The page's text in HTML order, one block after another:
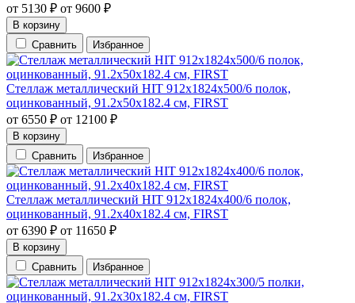
от 5130 ₽ от 9600 ₽
В корзину
Сравнить
Избранное
Стеллаж металлический HIT 912х1824х500/6 полок,
оцинкованный, 91.2х50х182.4 см, FIRST
от 6550 ₽ от 12100 ₽
В корзину
Сравнить
Избранное
Стеллаж металлический HIT 912х1824х400/6 полок,
оцинкованный, 91.2х40х182.4 см, FIRST
от 6390 ₽ от 11650 ₽
В корзину
Сравнить
Избранное